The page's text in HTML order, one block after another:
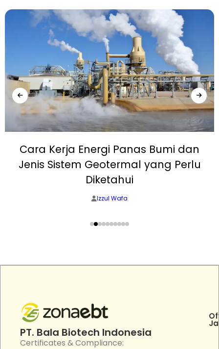
Cara Kerja Energi Panas Bumi dan
Jenis Sistem Geotermal yang Perlu
Diketahui
Izzul Wafa
PT. Bala Biotech Indonesia
Certificates & Compliance: